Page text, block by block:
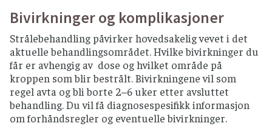
Bivirkninger og komplikasjoner
Strålebehandling påvirker hovedsakelig vevet i det
aktuelle behandlingsområdet. Hvilke bivirkninger du
får er avhengig av dose og hvilket område på
kroppen som blir bestrålt. Bivirkningene vil som
regel avta og bli borte 2–6 uker etter avsluttet
behandling. Du vil få diagnosespesifikk informasjon
om forhåndsregler og eventuelle bivirkninger.